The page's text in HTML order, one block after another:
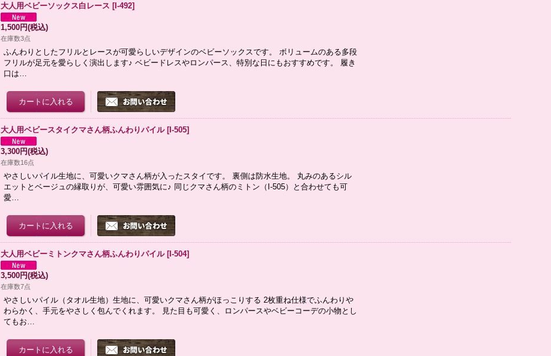
大人用ベビーソックス白レース [I-492]
1,500円(税込)
在庫数3点
ふんわりとしたフリルとレースが可愛らしいデザインのベビーソックスです。 ボリュームのある多段
フリルが足元を愛らしく演出します♪ ベビードレスやロンパース、特別な日にもおすすめです。 履き
口は…
大人用ベビースタイクマさん柄ふんわりパイル [I-505]
3,300円(税込)
在庫数16点
やさしいパイル生地に、可愛いクマさん柄が入ったスタイです。 裏側は防水生地。 丸みのあるシル
エットとベージュの縁取りが、可愛い雰囲気に♪ 同じクマさん柄のミトン（I-505）と合わせても可
愛…
大人用ベビーミトンクマさん柄ふんわりパイル [I-504]
3,500円(税込)
在庫数7点
やさしいパイル（タオル生地）生地に、可愛いクマさん柄がほっこりする 2枚重ね仕様でふんわりや
わらかく、手元をやさしく包んでくれます。 見た目も可愛く、ロンパースやベビーコーデの小物とし
てもお…